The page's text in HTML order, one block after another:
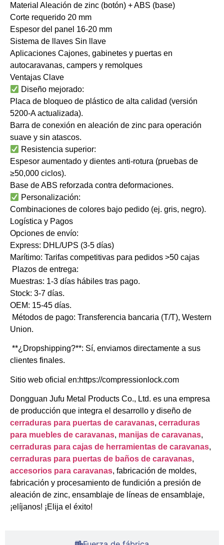
​Material Aleación de zinc (botón) + ABS (base)
​Corte requerido 20 mm
​Espesor del panel 16-20 mm
​Sistema de llaves Sin llave
​Aplicaciones Cajones, gabinetes y puertas en
autocaravanas, campers y remolques
​Ventajas Clave
​Diseño mejorado:
Placa de bloqueo de plástico de alta calidad (versión
5200-A actualizada).
Barra de conexión en aleación de zinc para operación
suave y sin atascos.
​Resistencia superior:
Espesor aumentado y dientes anti-rotura (pruebas de
≥50,000 ciclos).
Base de ABS reforzada contra deformaciones.
​Personalización:
Combinaciones de colores bajo pedido (ej. gris, negro).
​Logística y Pagos
Opciones de envío:
​Express: DHL/UPS (3-5 días)
​Marítimo: Tarifas competitivas para pedidos >50 cajas
​Plazos de entrega:
Muestras: 1-3 días hábiles tras pago.
Stock: 3-7 días.
OEM: 15-45 días.
​Métodos de pago: Transferencia bancaria (T/T), Western
Union.
​**¿Dropshipping?**: Sí, enviamos directamente a sus
clientes finales.
Sitio web oficial en:https://compressionlock.com
Dongguan Jufu Metal Products Co., Ltd. es una empresa
de producción que integra el desarrollo y diseño de
cerraduras para puertas de caravanas, cerraduras
para muebles de caravanas, manijas de caravanas,
cerraduras para cajas de herramientas de caravanas,
cerraduras para puertas de baños de caravanas,
accesorios para caravanas, fabricación de moldes,
fabricación y procesamiento de fundición a presión de
aleación de zinc, ensamblaje de líneas de ensamblaje,
¡elíjanos! ¡Elija el éxito!